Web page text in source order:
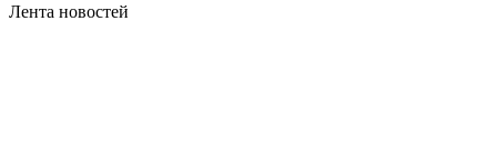
Лента новостей